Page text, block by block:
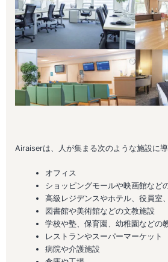
Airaiserは、人が集まる次のような施設に導
オフィス
ショッピングモールや映画館など
高級レジデンスやホテル、役員室
図書館や美術館などの文教施設
学校や塾、保育園、幼稚園などの
レストランやスーパーマーケット
病院や介護施設